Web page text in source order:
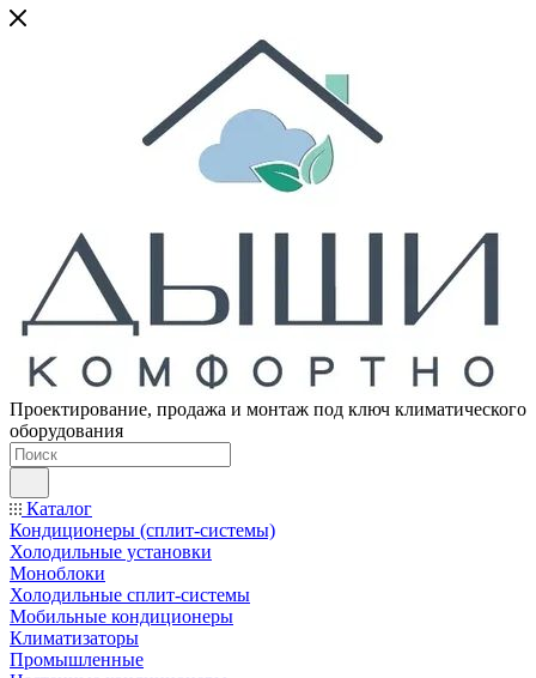
Проектирование, продажа и монтаж под ключ климатического
оборудования
Каталог
Кондиционеры (сплит-системы)
Холодильные установки
Моноблоки
Холодильные сплит-системы
Мобильные кондиционеры
Климатизаторы
Промышленные